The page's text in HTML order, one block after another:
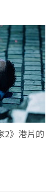
2》港片的